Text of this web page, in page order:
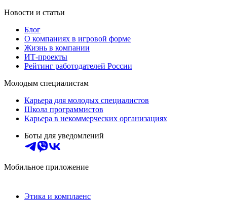
Новости и статьи
Блог
О компаниях в игровой форме
Жизнь в компании
ИТ-проекты
Рейтинг работодателей России
Молодым специалистам
Карьера для молодых специалистов
Школа программистов
Карьера в некоммерческих организациях
Боты для уведомлений
Мобильное приложение
Этика и комплаенс